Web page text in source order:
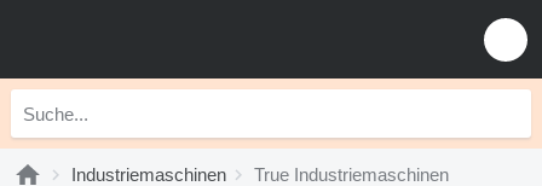
Industriemaschinen True Industriemaschinen